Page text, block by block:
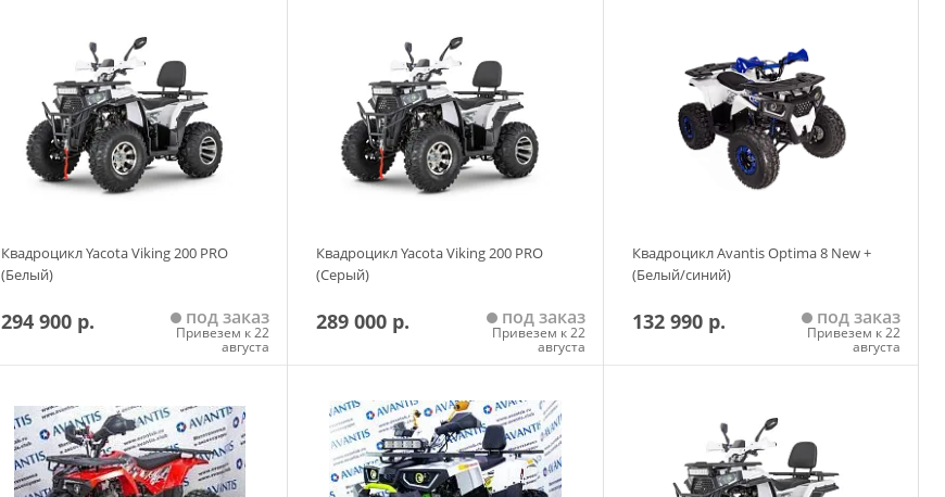
Квадроцикл Yacota Viking 200 PRO
(Белый)
294 900 р. под заказ
Привезем к 22
августа
Добавить в корзину
Квадроцикл Yacota Viking 200 PRO
(Серый)
289 000 р. под заказ
Привезем к 22
августа
Добавить в корзину
Квадроцикл Avantis Optima 8 New +
(Белый/синий)
132 990 р. под заказ
Привезем к 22
августа